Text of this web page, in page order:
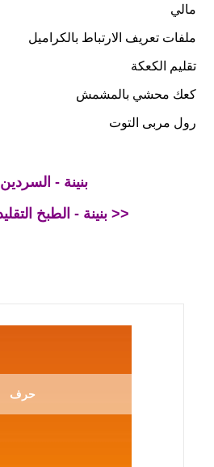
مالي
ملفات تعريف الارتباط بالكراميل
تقليم الكعكة
كعك محشي بالمشمش
رول مربى التوت
<< بنينة - السردين
بنينة - الطبخ التقليدي القبائلي >>
حرف